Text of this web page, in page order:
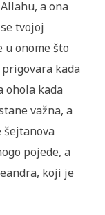
a ona
tvojoj
u onome što
kada
ohola kada
važna, a
šejtanova
pojede, a
koji je